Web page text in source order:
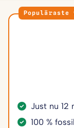
Just nu 12
100 %